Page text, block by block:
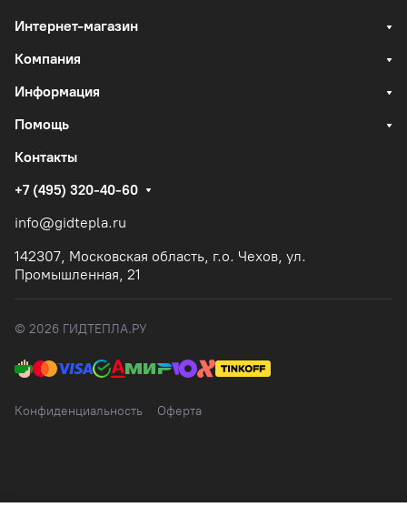
Интернет-магазин
Компания
Информация
Помощь
Контакты
+7 (495) 320-40-60
info@gidtepla.ru
142307, Московская область, г.о. Чехов, ул.
Промышленная, 21
© 2026 ГИДТЕПЛА.РУ
Конфиденциальность Оферта